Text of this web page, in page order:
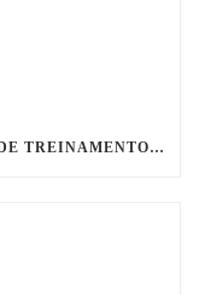
EQUIPE DA NATURGY PARTICIPA DE TREINAMENTO PRÁTICO EM PROTEÇÃO CATÓDICA NO CTPC DA EGD ENGENHARIA!